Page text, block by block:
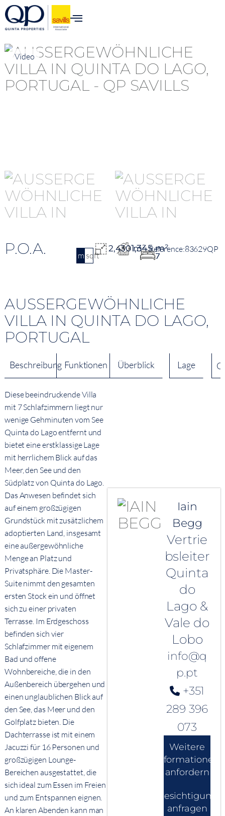
Video
P.O.A. m2sqft
2,430 m²1,345 m²
7
83629QP
AUSSERGEWÖHNLICHE V
ILLA IN QUINTA DO LAGO, P
ORTUGAL
Beschreibung Funktionen Überblick Lage
Diese beeindruckende Villa
mit 7 Schlafzimmern liegt nur
wenige Gehminuten vom See
Quinta do Lago entfernt und
bietet eine erstklassige Lage
mit herrlichem Blick auf das
Meer, den See und den
Südplatz von Quinta do Lago.
Das Anwesen befindet sich
auf einem großzügigen
Grundstück mit zusätzlichem
adoptierten Land, insgesamt
eine außergewöhnliche
Menge an Platz und
Privatsphäre. Die Master-
Suite nimmt den gesamten
ersten Stock ein und öffnet
sich zu einer privaten
Terrasse. Im Erdgeschoss
befinden sich vier
Schlafzimmer mit eigenem
Bad und offene
Wohnbereiche, die in den
Außenbereich übergehen und
einen unglaublichen Blick auf
den See, das Meer und den
Golfplatz bieten. Die
Dachterrasse ist mit einem
Jacuzzi für 16 Personen und
großzügigen Lounge-
Bereichen ausgestattet, die
sich ideal zum Essen im Freien
und zum Entspannen eignen.
An klaren Abenden kann man
Iain
Begg
Vertrie
bsleiter
Quinta
do
Lago &
Vale do
Lobo
info@q
p.pt
+351
289 396
073
Weitere
Informationen
anfordern
Besichtigung
anfragen